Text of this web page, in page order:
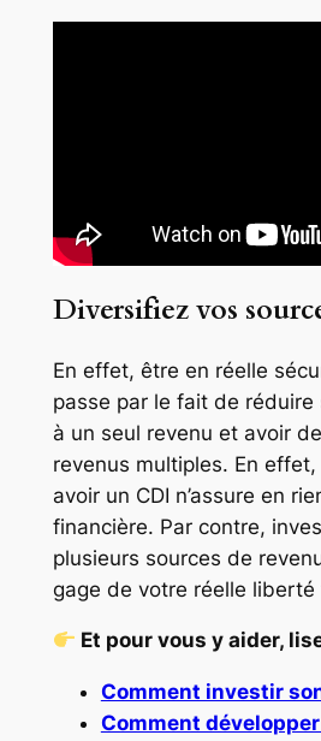
Diversifiez vos
En effet, être en réelle
passe par le fait de réduire
à un seul revenu et avoir
revenus multiples. En
avoir un CDI n’assure en
financière. Par contre,
plusieurs sources de
gage de votre réelle liberté
Et pour vous y aider,
Comment investir
Comment